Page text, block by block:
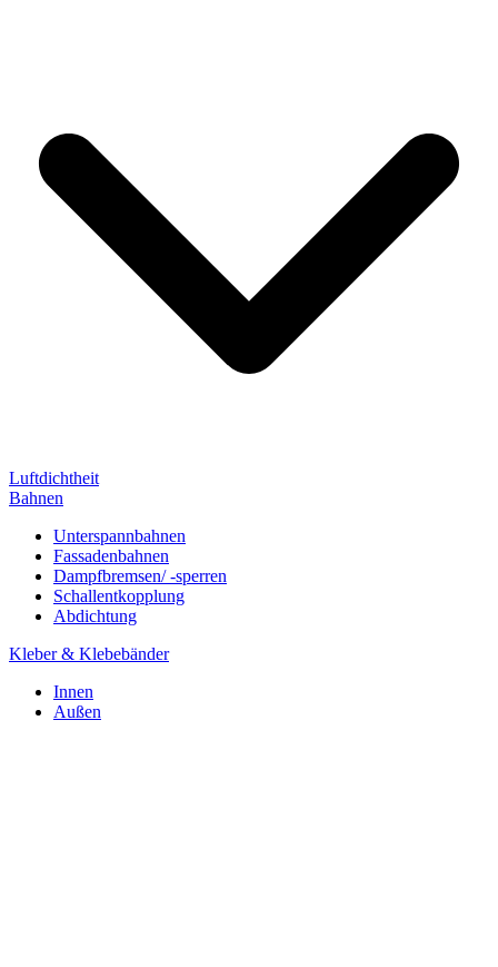
Luftdichtheit
Bahnen
Unterspannbahnen
Fassadenbahnen
Dampfbremsen/ -sperren
Schallentkopplung
Abdichtung
Kleber & Klebebänder
Innen
Außen